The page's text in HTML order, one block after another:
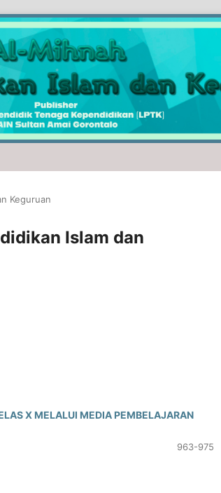
Keguruan
Islam dan
X MELALUI MEDIA PEMBELAJARAN
963-975